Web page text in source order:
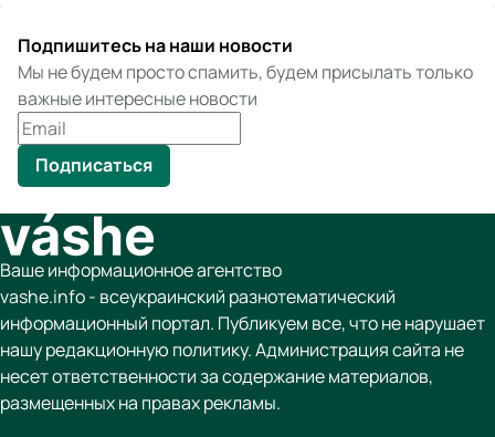
Подпишитесь на наши новости
Мы не будем просто спамить, будем присылать только
важные интересные новости
Подписаться
Ваше информационное агентство
vashe.info - всеукраинский разнотематический
информационный портал. Публикуем все, что не нарушает
нашу редакционную политику. Администрация сайта не
несет ответственности за содержание материалов,
размещенных на правах рекламы.